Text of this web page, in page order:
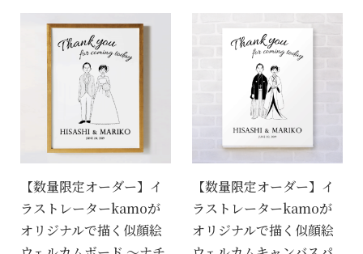
【数量限定オーダー】イ
ラストレーターkamoが
オリジナルで描く似顔絵
【数量限定オーダー】イ
ラストレーターkamoが
オリジナルで描く似顔絵